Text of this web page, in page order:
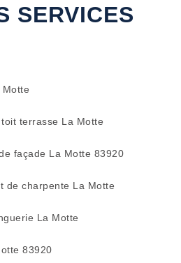
SERVICES
terrasse La Motte
façade La Motte 83920
de charpente La Motte
La Motte
83920